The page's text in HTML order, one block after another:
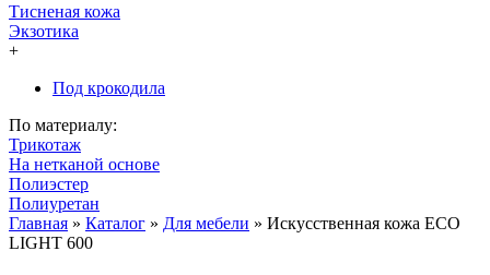
Тисненая кожа
Экзотика
+
Под крокодила
По материалу:
Трикотаж
На нетканой основе
Полиэстер
Полиуретан
Главная » Каталог » Для мебели » Искусственная кожа ECO
LIGHT 600